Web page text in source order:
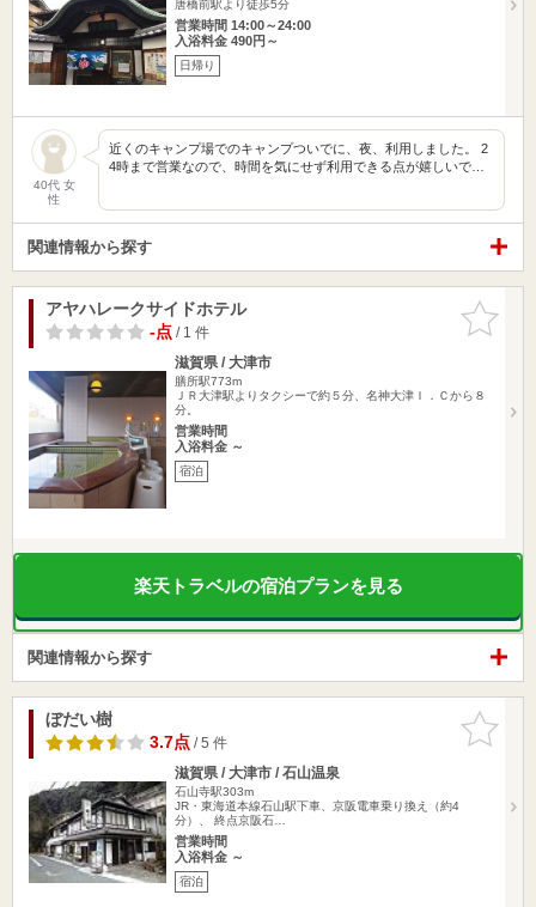
唐橋前駅より徒歩5分
営業時間 14:00～24:00
入浴料金 490円～
日帰り
40代 女
性
近くのキャンプ場でのキャンプついでに、夜、利用しました。 2
4時まで営業なので、時間を気にせず利用できる点が嬉しいで…
関連情報から探す
お気に入
りに追加
アヤハレークサイドホテル
-点/ 1 件
滋賀県 / 大津市
膳所駅773m
ＪＲ大津駅よりタクシーで約５分、名神大津Ｉ．Ｃから８
分。
営業時間
入浴料金 ～
宿泊
楽天トラベルの宿泊プランを見る
関連情報から探す
お気に入
りに追加
ぼだい樹
3.7点/ 5 件
滋賀県 / 大津市 / 石山温泉
石山寺駅303m
JR・東海道本線石山駅下車、京阪電車乗り換え（約4
分）、 終点京阪石…
営業時間
入浴料金 ～
宿泊